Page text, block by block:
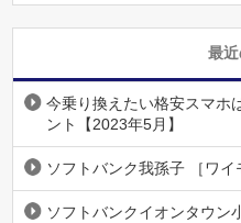
最
今乗り換えたい格安スマホ
ント【2023年5月】
ソフトバンク我孫子 ［ワ
ソフトバンクイオンタウン